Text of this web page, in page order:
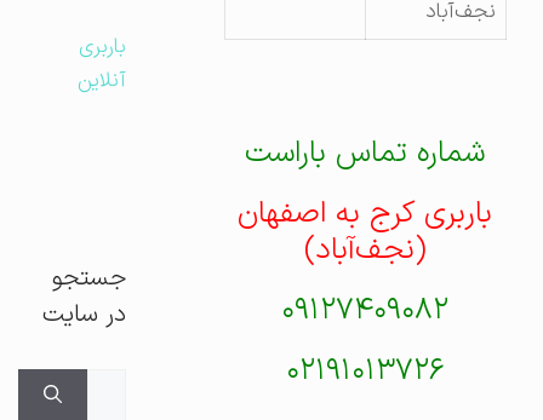
نجف‌آباد
شماره تماس باراست
باربری کرج به اصفهان
(نجف‌آباد)
۰۹۱۲۷۴۰۹۰۸۲
۰۲۱۹۱۰۱۳۷۲۶
باربری
آنلاین
جستجو
در سایت